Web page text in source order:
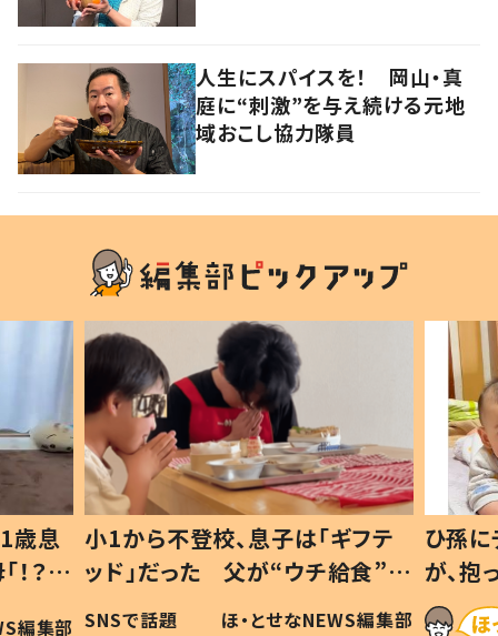
人生にスパイスを！ 岡山・真
庭に“刺激”を与え続ける元地
域おこし協力隊員
歳息
？」
編集部
小1から不登校、息子は「ギフテ
ッド」だった 父が“ウチ給食”を
作り続ける理由とは #令和の親
SNSで話題 ほ・とせなNEWS編集部
ひ孫
が、
「涙が